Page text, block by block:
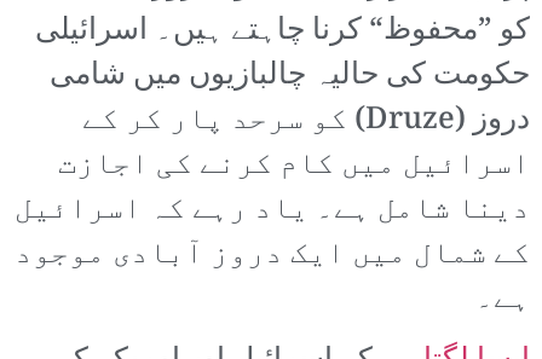
کو ”محفوظ“ کرنا چاہتے ہیں۔ اسرائیلی
حکومت کی حالیہ چالبازیوں میں شامی
دروز (Druze) کو سرحد پار کر کے
اسرائیل میں کام کرنے کی اجازت
دینا شامل ہے۔ یاد رہے کہ اسرائیل
کے شمال میں ایک دروز آبادی موجود
ہے۔